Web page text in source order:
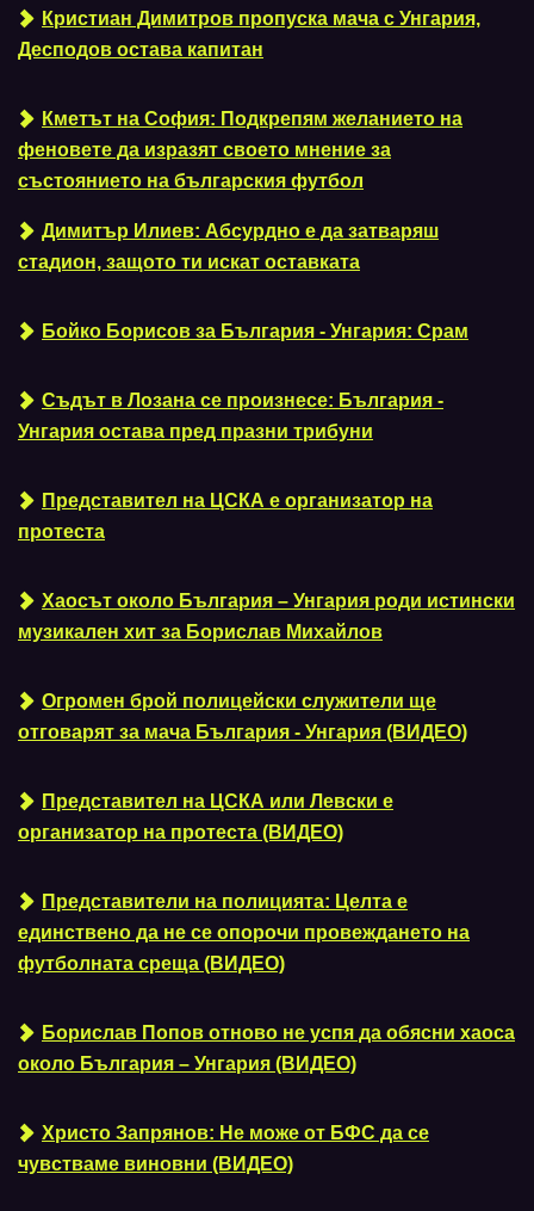
Кристиан Димитров пропуска мача с Унгария,
Десподов остава капитан
Кметът на София: Подкрепям желанието на
феновете да изразят своето мнение за
състоянието на българския футбол
Димитър Илиев: Абсурдно е да затваряш
стадион, защото ти искат оставката
Бойко Борисов за България - Унгария: Срам
Съдът в Лозана се произнесе: България -
Унгария остава пред празни трибуни
Представител на ЦСКА е организатор на
протеста
Хаосът около България – Унгария роди истински
музикален хит за Борислав Михайлов
Огромен брой полицейски служители ще
отговарят за мача България - Унгария (ВИДЕО)
Представител на ЦСКА или Левски е
организатор на протеста (ВИДЕО)
Представители на полицията: Целта е
единствено да не се опорочи провеждането на
футболната среща (ВИДЕО)
Борислав Попов отново не успя да обясни хаоса
около България – Унгария (ВИДЕО)
Христо Запрянов: Не може от БФС да се
чувстваме виновни (ВИДЕО)